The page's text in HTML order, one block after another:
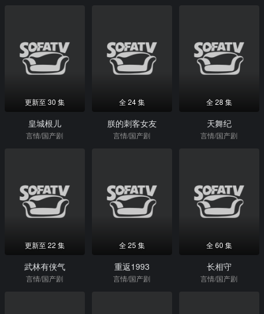
更新至 30 集
皇城根儿
言情/国产剧
全 24 集
朕的刺客女友
言情/国产剧
全 28 集
天舞纪
言情/国产剧
更新至 22 集
武林有侠气
言情/国产剧
全 25 集
重返1993
言情/国产剧
全 60 集
长相守
言情/国产剧